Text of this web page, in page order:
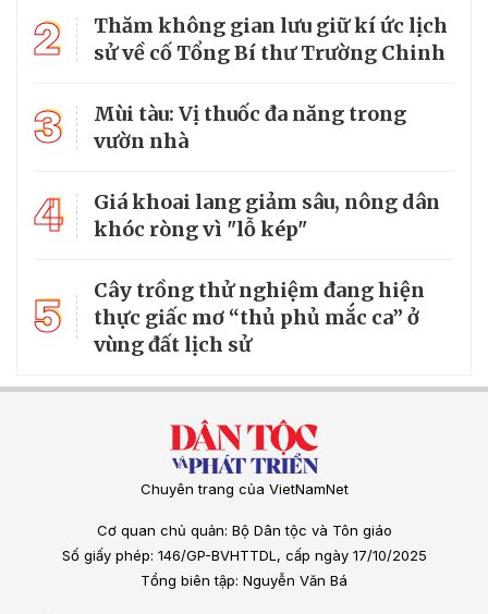
2
Thăm không gian lưu giữ kí ức lịch
sử về cố Tổng Bí thư Trường Chinh
3
Mùi tàu: Vị thuốc đa năng trong
vườn nhà
4
Giá khoai lang giảm sâu, nông dân
khóc ròng vì "lỗ kép"
5
Cây trồng thử nghiệm đang hiện
thực giấc mơ “thủ phủ mắc ca” ở
vùng đất lịch sử
Chuyên trang của VietNamNet
Cơ quan chủ quản: Bộ Dân tộc và Tôn giáo
Số giấy phép: 146/GP-BVHTTDL, cấp ngày 17/10/2025
Tổng biên tập: Nguyễn Văn Bá